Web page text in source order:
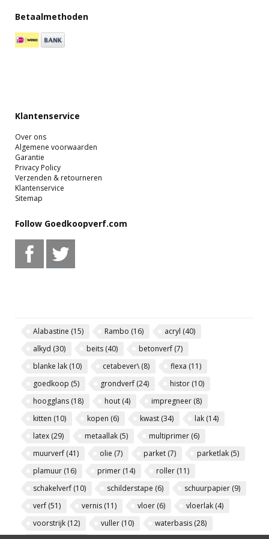
Betaalmethoden
Klantenservice
Over ons
Algemene voorwaarden
Garantie
Privacy Policy
Verzenden & retourneren
Klantenservice
Sitemap
Follow Goedkoopverf.com
Alabastine (15) Rambo (16) acryl (40)
alkyd (30) beits (40) betonverf (7)
blanke lak (10) cetabever\(8) flexa (11)
goedkoop (5) grondverf (24) histor (10)
hoogglans (18) hout (4) impregneer (8)
kitten (10) kopen (6) kwast (34) lak (14)
latex (29) metaallak (5) multiprimer (6)
muurverf (41) olie (7) parket (7) parketlak (5)
plamuur (16) primer (14) roller (11)
schakelverf (10) schilderstape (6) schuurpapier (9)
verf (51) vernis (11) vloer (6) vloerlak (4)
voorstrijk (12) vuller (10) waterbasis (28)